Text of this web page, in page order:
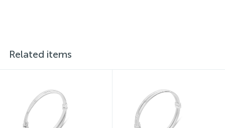
параметрів.*Кольори виробів на сайті можуть дещо
Related items